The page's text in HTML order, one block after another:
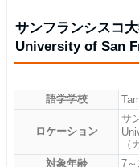
サンフランシスコ
University of San
語学学校
ロケーション
サ
（
対象年齢
7